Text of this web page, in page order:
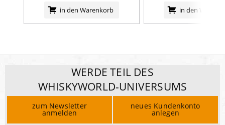
in den Warenkorb in den
WERDE TEIL DES
WHISKYWORLD-UNIVERSUMS
zum Newsletter
anmelden
neues Kundenkonto
anlegen